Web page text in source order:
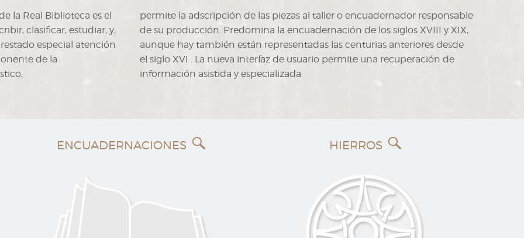
la Real Biblioteca es el
clasificar, estudiar, y,
especial atención
de la
permite la adscripción de las piezas al taller o encuadernador responsable
de su producción. Predomina la encuadernación de los siglos XVIII y XIX,
aunque hay también están representadas las centurias anteriores desde
el siglo XVI . La nueva interfaz de usuario permite una recuperación de
información asistida y especializada.
ENCUADERNACIONES HIERROS